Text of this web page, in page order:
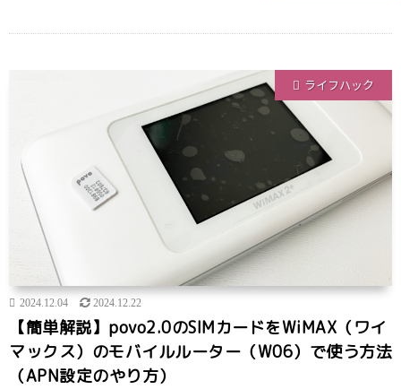
ライフハック
2024.12.04 2024.12.22
【簡単解説】povo2.0のSIMカードをWiMAX（ワイ
マックス）のモバイルルーター（W06）で使う方法
（APN設定のやり方）